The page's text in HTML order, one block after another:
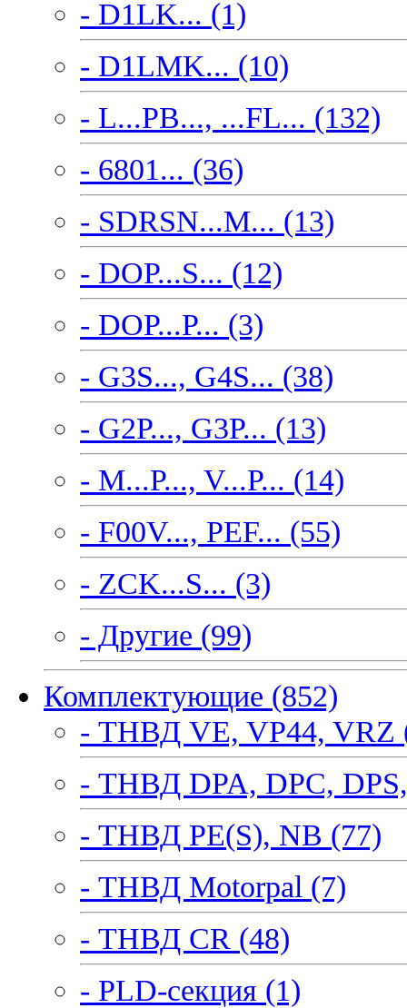
- D1LK... (1)
- D1LMK... (10)
- L...PB..., ...FL... (132)
- 6801... (36)
- SDRSN...M... (13)
- DOP...S... (12)
- DOP...P... (3)
- G3S..., G4S... (38)
- G2P..., G3P... (13)
- M...P..., V...P... (14)
- F00V..., PEF... (55)
- ZCK...S... (3)
- Другие (99)
Комплектующие (852)
- ТНВД VE, VP44, VRZ
- ТНВД DPA, DPC,
- ТНВД PE(S), NB (77)
- ТНВД Motorpal (7)
- ТНВД CR (48)
- PLD-секция (1)